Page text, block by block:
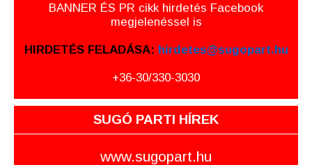
BANNER ÉS PR cikk hirdetés Facebook
megjelenéssel is
HIRDETÉS FELADÁSA: hirdetes@sugopart.hu
+36-30/330-3030
SUGÓ PARTI HÍREK
www.sugopart.hu